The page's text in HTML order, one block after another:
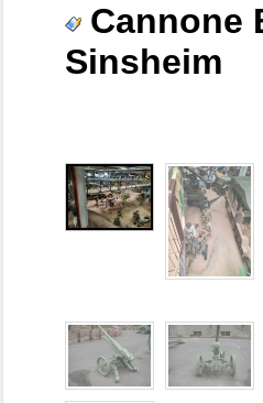
Cannone
Sinsheim